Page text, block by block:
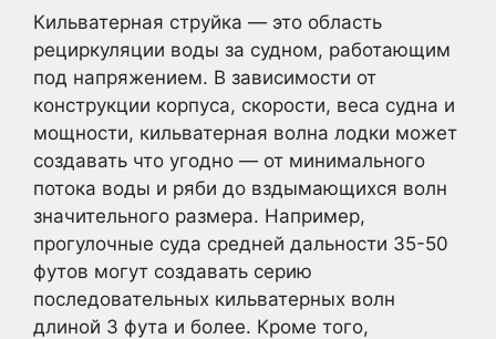
Кильватерная струйка — это область
рециркуляции воды за судном, работающим
под напряжением. В зависимости от
конструкции корпуса, скорости, веса судна и
мощности, кильватерная волна лодки может
создавать что угодно — от минимального
потока воды и ряби до вздымающихся волн
значительного размера. Например,
прогулочные суда средней дальности 35-50
футов могут создавать серию
последовательных кильватерных волн
длиной 3 фута и более. Кроме того,